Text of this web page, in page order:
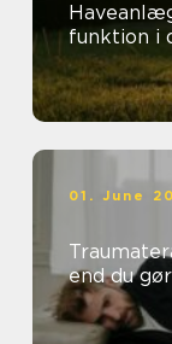
funktion i
01. June
Traumaterapi når kroppen
end du gør